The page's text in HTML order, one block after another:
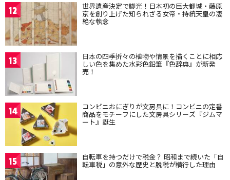
12 世界遺産決定で脚光！日本初の巨大都城・藤原
京を創り上げた知られざる女帝・持統天皇の凄
絶な執念
13 日本の四季折々の植物や情景を描くことに相応
しい色を集めた水彩色鉛筆『色辞典』が新発
売！
14 コンビニおにぎりが文房具に！コンビニの定番
商品をモチーフにした文房具シリーズ『ジムマ
ート』誕生
15 自転車を持つだけで税金？ 昭和まで続いた「自
転車税」の意外な歴史と脱税が横行した理由